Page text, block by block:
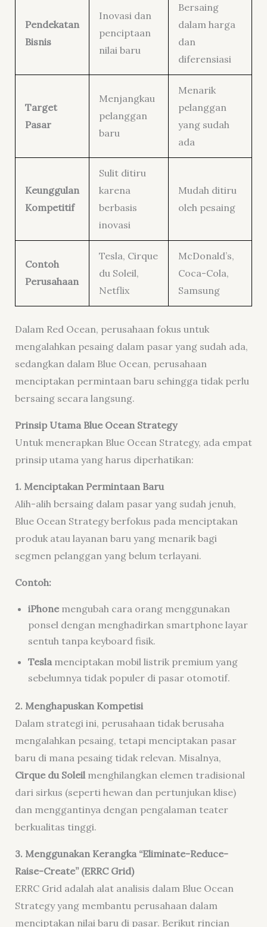
Pendekatan
Bisnis
Inovasi dan
penciptaan
nilai baru
Bersaing
dalam harga
dan
diferensiasi
Target
Pasar
Menjangkau
pelanggan
baru
Menarik
pelanggan
yang sudah
ada
Keunggulan
Kompetitif
Sulit ditiru
karena
berbasis
inovasi
Mudah ditiru
oleh pesaing
Contoh
Perusahaan
Tesla, Cirque
du Soleil,
Netflix
McDonald’s,
Coca-Cola,
Samsung
Dalam Red Ocean, perusahaan fokus untuk
mengalahkan pesaing dalam pasar yang sudah ada,
sedangkan dalam Blue Ocean, perusahaan
menciptakan permintaan baru sehingga tidak perlu
bersaing secara langsung.
Prinsip Utama Blue Ocean Strategy
Untuk menerapkan Blue Ocean Strategy, ada empat
prinsip utama yang harus diperhatikan:
1. Menciptakan Permintaan Baru
Alih-alih bersaing dalam pasar yang sudah jenuh,
Blue Ocean Strategy berfokus pada menciptakan
produk atau layanan baru yang menarik bagi
segmen pelanggan yang belum terlayani.
Contoh:
iPhonemengubah cara orang menggunakan
ponsel dengan menghadirkan smartphone layar
sentuh tanpa keyboard fisik.
Teslamenciptakan mobil listrik premium yang
sebelumnya tidak populer di pasar otomotif.
2. Menghapuskan Kompetisi
Dalam strategi ini, perusahaan tidak berusaha
mengalahkan pesaing, tetapi menciptakan pasar
baru di mana pesaing tidak relevan. Misalnya,
Cirque du Soleilmenghilangkan elemen tradisional
dari sirkus (seperti hewan dan pertunjukan klise)
dan menggantinya dengan pengalaman teater
berkualitas tinggi.
3. Menggunakan Kerangka “Eliminate-Reduce-
Raise-Create” (ERRC Grid)
ERRC Grid adalah alat analisis dalam Blue Ocean
Strategy yang membantu perusahaan dalam
menciptakan nilai baru di pasar. Berikut rincian